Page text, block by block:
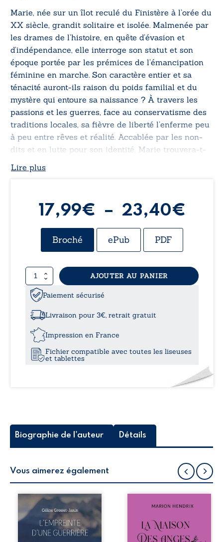
Marie, née sur un îlot reculé du Finistère à l’orée du
XX siècle, grandit solitaire et isolée. Malmenée par
les drames de l’histoire, en quête d’évasion et
d’indépendance, elle interroge son statut et son
époque portée par les prémices de l’émancipation
féminine en marche. Son caractère entier et sa
ténacité auront-ils raison du poids familial et du
mystère qui entoure sa naissance ? À travers les
passions et les guerres, face au conservatisme des
traditions locales, sa fièvre de liberté l’enferme peu
à peu entre rêves et réalité. Accablée par les non-
dits et en lutte pour son identité, Marie trouvera-t-
?
Lire plus
17,99€ – 23,40€
Broché ePub PDF
quantité
de
L’enfermée
Glénan
AJOUTER AU PANIER
Paiement sécurisé
Livraison pour 3€, retrait gratuit
Impression en France
Fichier compatible avec toutes les liseuses
et tablettes
Biographie de l'auteur Détails
Vous aimerez également
Que reste-t-il de
l’enfance lorsque
la maladie impose
ses propres règles
? L’empreinte
Nous sommes en
après le décès du
patriarche
Anatole-Eustache.